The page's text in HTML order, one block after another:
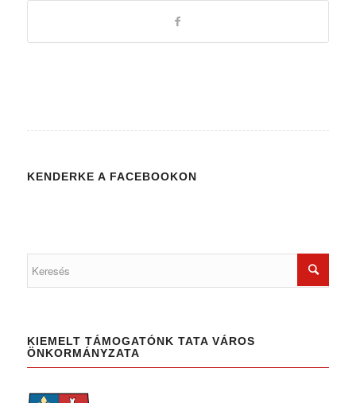
KENDERKE A FACEBOOKON
KIEMELT TÁMOGATÓNK TATA VÁROS
ÖNKORMÁNYZATA